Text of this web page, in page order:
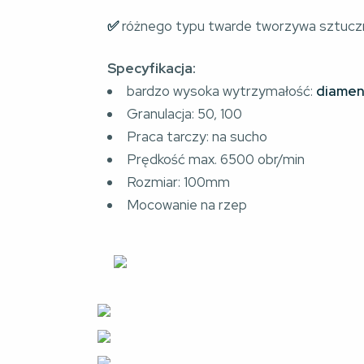
✅ różnego typu twarde tworzywa
Specyfikacja:
bardzo wysoka wytrzymałość:
Granulacja: 50, 100
Praca tarczy: na sucho
Prędkość max. 6500 obr/min
Rozmiar: 100mm
Mocowanie na rzep